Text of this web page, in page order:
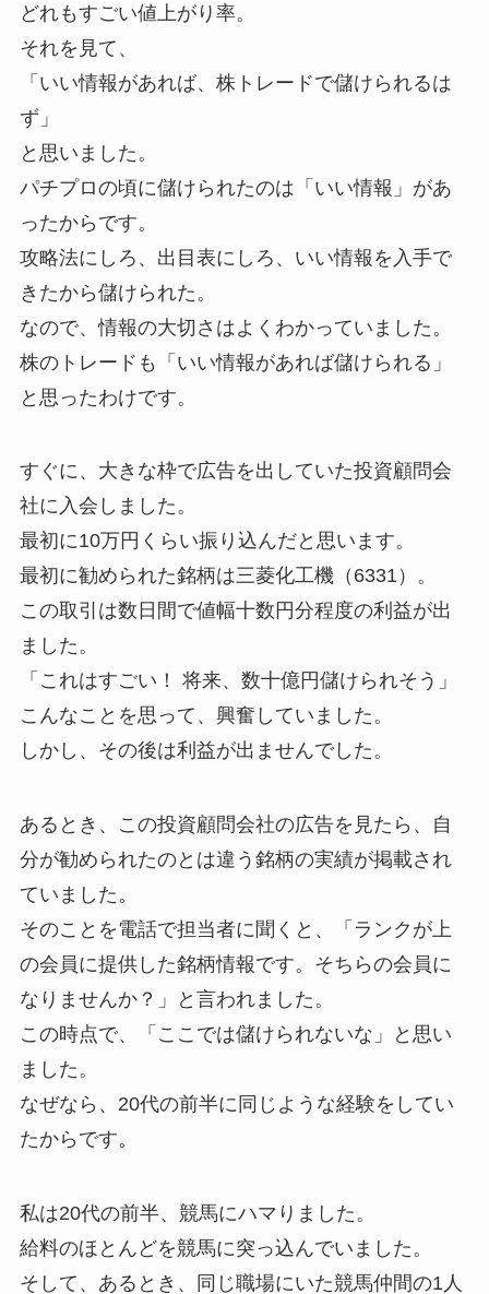
どれもすごい値上がり率。
それを見て、
「いい情報があれば、株トレードで儲けられるは
ず」
と思いました。
パチプロの頃に儲けられたのは「いい情報」があ
ったからです。
攻略法にしろ、出目表にしろ、いい情報を入手で
きたから儲けられた。
なので、情報の大切さはよくわかっていました。
株のトレードも「いい情報があれば儲けられる」
と思ったわけです。
すぐに、大きな枠で広告を出していた投資顧問会
社に入会しました。
最初に10万円くらい振り込んだと思います。
最初に勧められた銘柄は三菱化工機（6331）。
この取引は数日間で値幅十数円分程度の利益が出
ました。
「これはすごい！ 将来、数十億円儲けられそう」
こんなことを思って、興奮していました。
しかし、その後は利益が出ませんでした。
あるとき、この投資顧問会社の広告を見たら、自
分が勧められたのとは違う銘柄の実績が掲載され
ていました。
そのことを電話で担当者に聞くと、「ランクが上
の会員に提供した銘柄情報です。そちらの会員に
なりませんか？」と言われました。
この時点で、「ここでは儲けられないな」と思い
ました。
なぜなら、20代の前半に同じような経験をしてい
たからです。
私は20代の前半、競馬にハマりました。
給料のほとんどを競馬に突っ込んでいました。
そして、あるとき、同じ職場にいた競馬仲間の1人